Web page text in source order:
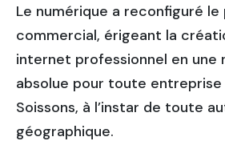
Le numérique a reconfiguré le
commercial, érigeant la
internet professionnel en une
absolue pour toute entreprise
Soissons, à l’instar de toute
géographique.